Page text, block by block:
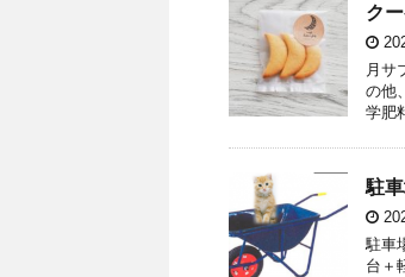
ク
月
の他
学肥
駐
駐車
台＋